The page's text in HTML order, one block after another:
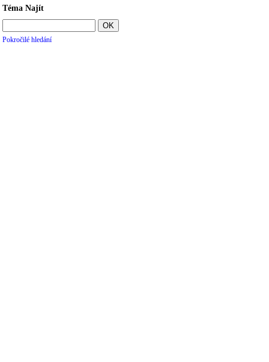
Téma Najít
Pokročilé hledání